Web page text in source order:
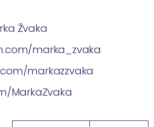
Žvaka
marka_zvaka
markazzvaka
MarkaZvaka